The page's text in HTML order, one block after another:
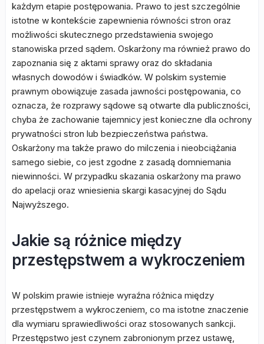
każdym etapie postępowania. Prawo to jest szczególnie
istotne w kontekście zapewnienia równości stron oraz
możliwości skutecznego przedstawienia swojego
stanowiska przed sądem. Oskarżony ma również prawo do
zapoznania się z aktami sprawy oraz do składania
własnych dowodów i świadków. W polskim systemie
prawnym obowiązuje zasada jawności postępowania, co
oznacza, że rozprawy sądowe są otwarte dla publiczności,
chyba że zachowanie tajemnicy jest konieczne dla ochrony
prywatności stron lub bezpieczeństwa państwa.
Oskarżony ma także prawo do milczenia i nieobciążania
samego siebie, co jest zgodne z zasadą domniemania
niewinności. W przypadku skazania oskarżony ma prawo
do apelacji oraz wniesienia skargi kasacyjnej do Sądu
Najwyższego.
Jakie są różnice między
przestępstwem a wykroczeniem
W polskim prawie istnieje wyraźna różnica między
przestępstwem a wykroczeniem, co ma istotne znaczenie
dla wymiaru sprawiedliwości oraz stosowanych sankcji.
Przestępstwo jest czynem zabronionym przez ustawę,